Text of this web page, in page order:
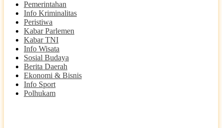
Pemerintahan
Info Kriminalitas
Peristiwa
Kabar Parlemen
Kabar TNI
Info Wisata
Sosial Budaya
Berita Daerah
Ekonomi & Bisnis
Info Sport
Polhukam